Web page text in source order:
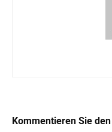
Kommentieren Sie